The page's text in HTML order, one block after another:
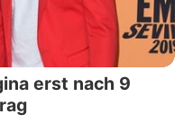
erst nach 9